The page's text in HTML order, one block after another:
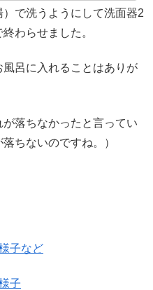
で洗うようにして洗面器2
わらせました。
呂に入れることはありが
が落ちなかったと言ってい
ちないのですね。）
子など
子